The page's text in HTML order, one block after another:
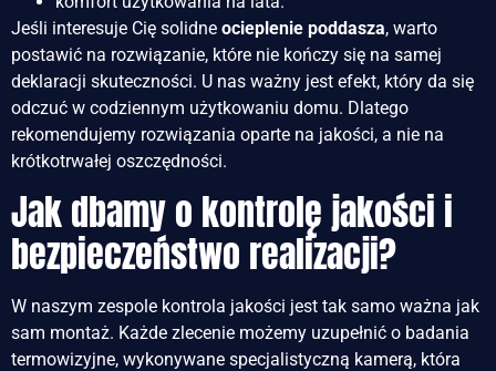
Jeśli interesuje Cię solidne ocieplenie poddasza, warto
postawić na rozwiązanie, które nie kończy się na samej
deklaracji skuteczności. U nas ważny jest efekt, który da się
odczuć w codziennym użytkowaniu domu. Dlatego
rekomendujemy rozwiązania oparte na jakości, a nie na
krótkotrwałej oszczędności.
Jak dbamy o kontrolę jakości i
bezpieczeństwo realizacji?
W naszym zespole kontrola jakości jest tak samo ważna jak
sam montaż. Każde zlecenie możemy uzupełnić o badania
termowizyjne, wykonywane specjalistyczną kamerą, która